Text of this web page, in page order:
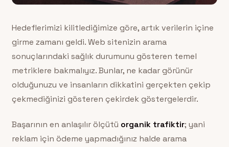
Hedeflerimizi kilitlediğimize göre, artık verilerin içine
girme zamanı geldi. Web sitenizin arama
sonuçlarındaki sağlık durumunu gösteren temel
metriklere bakmalıyız. Bunlar, ne kadar görünür
olduğunuzu ve insanların dikkatini gerçekten çekip
çekmediğinizi gösteren çekirdek göstergelerdir.
Başarının en anlaşılır ölçütü organik trafiktir; yani
reklam için ödeme yapmadığınız halde arama